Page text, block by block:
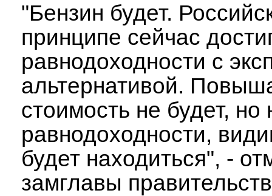
"Бензин будет.
принципе сейчас
равнодоходности с
альтернативой.
стоимость не будет, но
равнодоходности,
будет находиться", -
замглавы